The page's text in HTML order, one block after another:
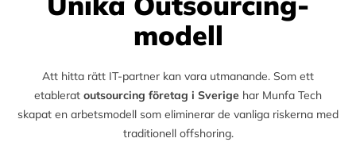
modell
Att hitta rätt IT-partner kan vara utmanande. Som ett
etablerat outsourcing företag i Sverige har Munfa Tech
skapat en arbetsmodell som eliminerar de vanliga riskerna med
traditionell offshoring.